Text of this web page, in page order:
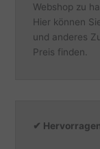
Webshop zu
Hier können
und anderes
Preis finden.
✔